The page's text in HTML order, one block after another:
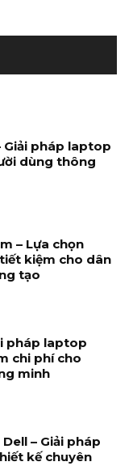
Giải pháp laptop
dùng thông
– Lựa chọn
kiệm cho dân
tạo
pháp laptop
chi phí cho
minh
– Giải pháp
kế chuyên